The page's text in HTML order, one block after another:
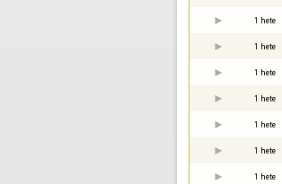
1 hete
1 hete
1 hete
1 hete
1 hete
1 hete
1 hete